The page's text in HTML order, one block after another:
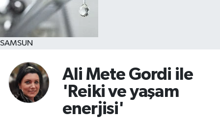
SAMSUN
Ali Mete Gordi ile
'Reiki ve yaşam
enerjisi'